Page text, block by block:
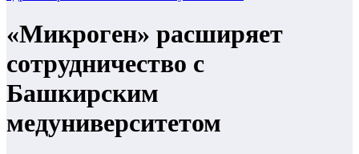
«Микроген» расширяет
сотрудничество с
Башкирским
медуниверситетом